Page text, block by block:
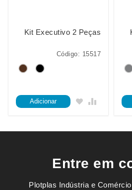
Kit Executivo 2 Peças
Código: 15517
Adicionar
Entre em
Plotplas Indústria e Comércio